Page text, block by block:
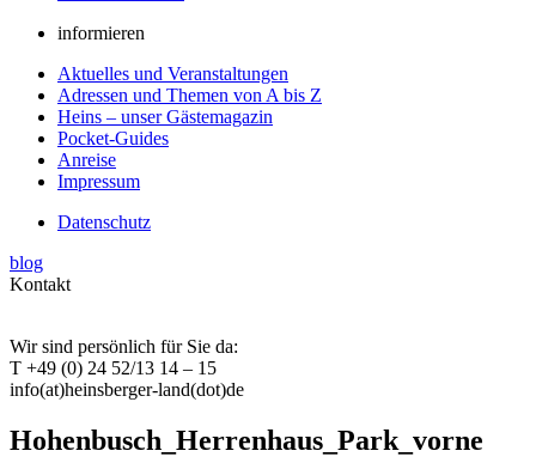
informieren
Aktuelles und Veranstaltungen
Adressen und Themen von A bis Z
Heins – unser Gästemagazin
Pocket-Guides
Anreise
Impressum
Datenschutz
blog
Kontakt
Wir sind persönlich für Sie da:
T +49 (0) 24 52/13 14 – 15
info(at)heinsberger-land(dot)de
Hohenbusch_Herrenhaus_Park_vorne